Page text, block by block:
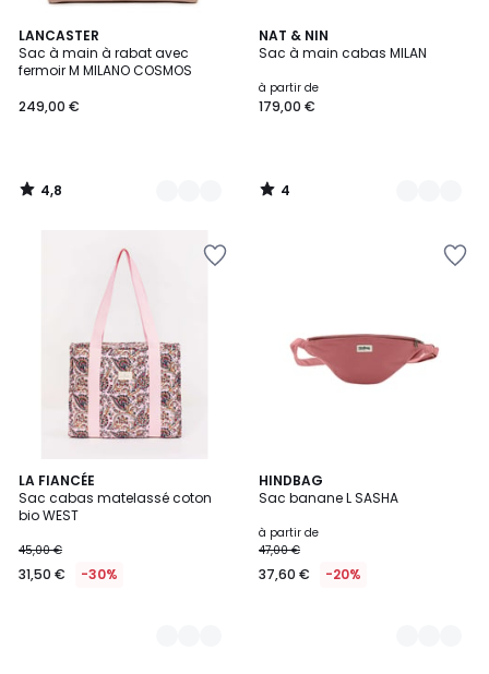
LANCASTER
Sac à main à rabat avec
fermoir M MILANO COSMOS
249,00 €
4,8
/ 5
9
Couleurs
4,8
/
NAT & NIN
Sac à main cabas MILAN
à partir de
179,00 €
4
/
5
Couleurs
4
/
LA FIANCÉE
Sac cabas matelassé coton
bio WEST
45,00 €
31,50 € -30%
2
Couleurs
HINDBAG
Sac banane L SASHA
à partir de
47,00 €
37,60 € -20%
14
Couleurs